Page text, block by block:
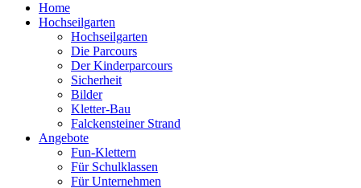
Home
Hochseilgarten
Hochseilgarten
Die Parcours
Der Kinderparcours
Sicherheit
Bilder
Kletter-Bau
Falckensteiner Strand
Angebote
Fun-Klettern
Für Schulklassen
Für Unternehmen